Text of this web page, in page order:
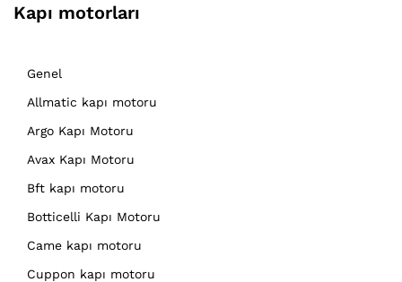
Kapı motorları
Genel
Allmatic kapı motoru
Argo Kapı Motoru
Avax Kapı Motoru
Bft kapı motoru
Botticelli Kapı Motoru
Came kapı motoru
Cuppon kapı motoru